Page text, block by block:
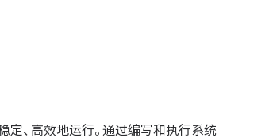
、高效地运行。通过编写和执行系统